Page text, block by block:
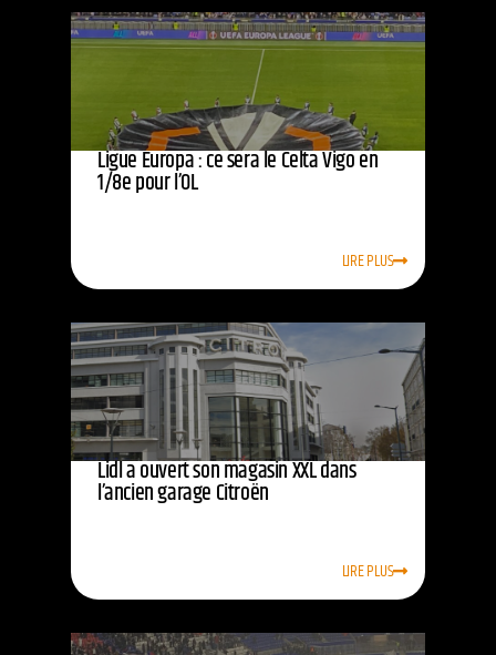
Ligue Europa : ce sera le Celta Vigo en
1/8e pour l’OL
LIRE PLUS
Lidl a ouvert son magasin XXL dans
l’ancien garage Citroën
LIRE PLUS